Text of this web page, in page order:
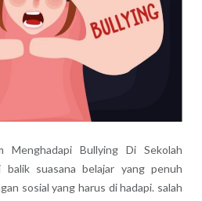
Menghadapi Bullying Di Sekolah
suasana belajar yang penuh
sosial yang harus di hadapi. salah